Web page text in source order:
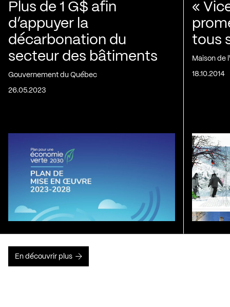
Plus de 1 G$ afin
d’appuyer la
décarbonation du
secteur des bâtiments
Gouvernement du Québec
26.05.2023
«
tous
Maison de
18.10.2014
En découvrir plus